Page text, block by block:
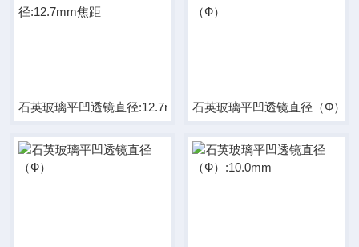
石英玻璃平凹透镜直径:12.7mm焦距石英玻璃平凹透镜直径（Ф）